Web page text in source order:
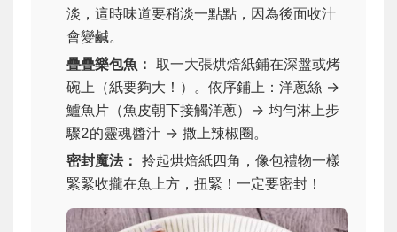
淡，這時味道要稍淡一點點，因為後面收汁
會變鹹。
疊疊樂包魚： 取一大張烘焙紙鋪在深盤或烤
碗上（紙要夠大！）。依序鋪上：洋蔥絲 →
鱸魚片（魚皮朝下接觸洋蔥）→ 均勻淋上步
驟2的靈魂醬汁 → 撒上辣椒圈。
密封魔法： 拎起烘焙紙四角，像包禮物一樣
緊緊收攏在魚上方，扭緊！一定要密封！